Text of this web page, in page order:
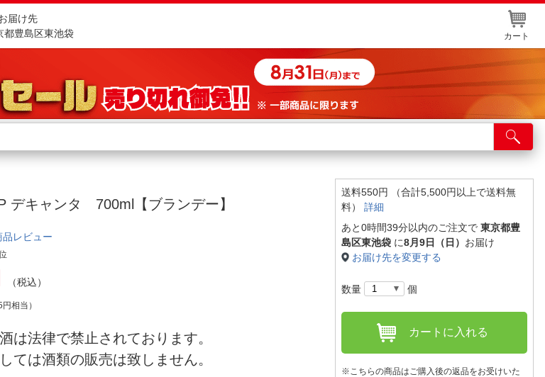
届け先
都豊島区東池袋
カート
がす
からさがす
ド
店舗サービス
ネット取り置き
店舗情報・店舗一覧
デキャンタ 700ml【ブランデー】
品レビュー
（税込）
円相当）
は法律で禁止されております。
ては酒類の販売は致しません。
送料550円 （合計5,500円以上で送料無
料） 詳細
あと0時間39分以内のご注文で 東京都豊
島区東池袋 に8月9日（日） お届け
お届け先を変更する
数量 個
カートに入れる
※こちらの商品はご購入後の返品をお受けいた